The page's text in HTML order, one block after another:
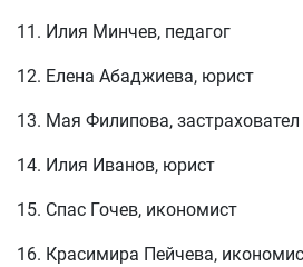
11. Илия Минчев, педагог
12. Елена Абаджиева, юрист
13. Мая Филипова, застраховател
14. Илия Иванов, юрист
15. Спас Гочев, икономист
16. Красимира Пейчева,